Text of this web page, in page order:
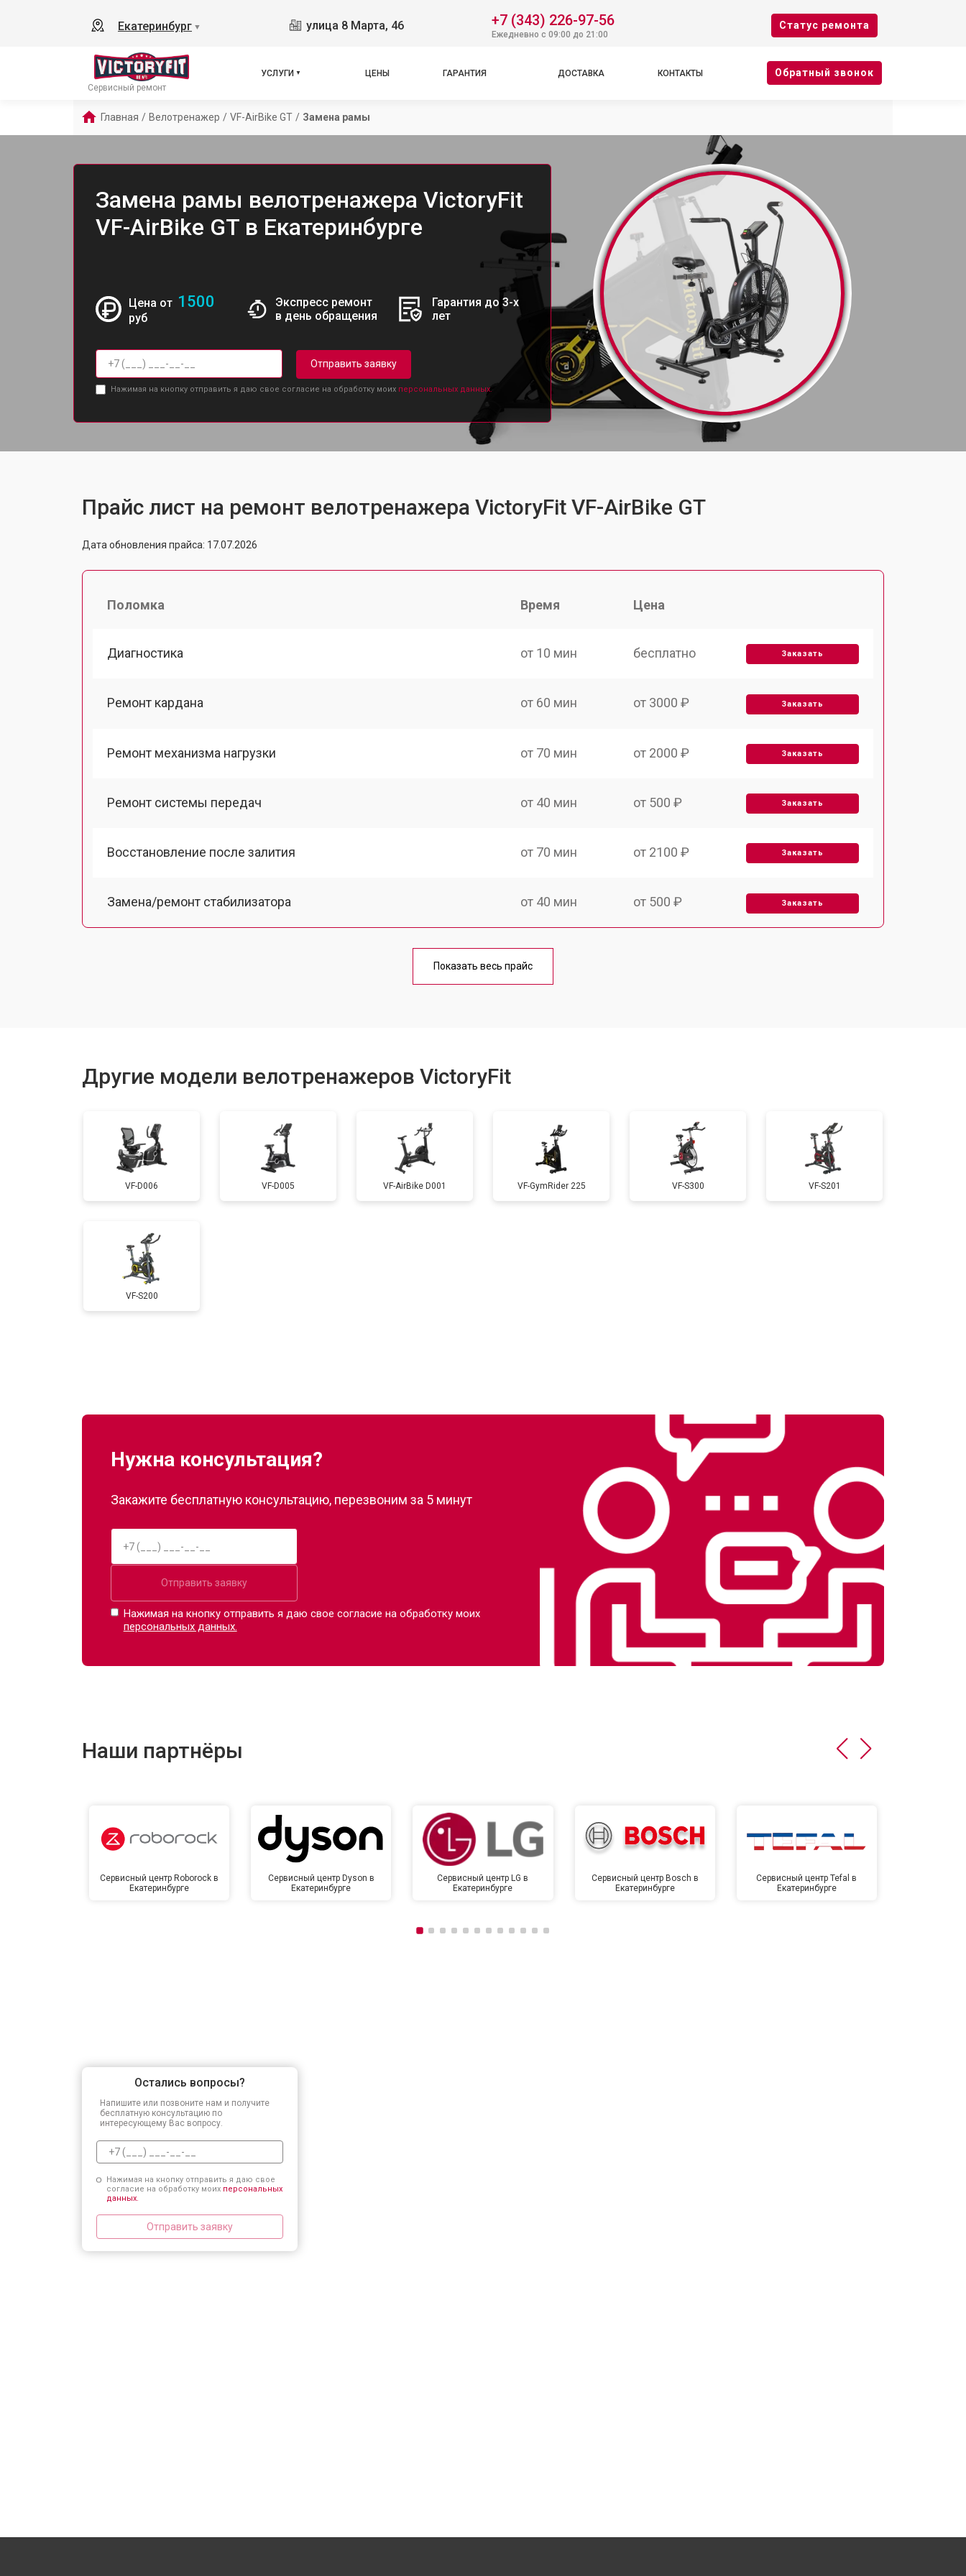
Екатеринбург ▼ улица 8 Марта, 46 +7 (343) 226-97-56
Ежедневно с 09:00 до 21:00
Cтатус ремонта
Сервисный ремонт
УСЛУГИ ЦЕНЫ ГАРАНТИЯ ДОСТАВКА КОНТАКТЫ Oбратный звонок
Главная / Велотренажер / VF-AirBike GT / Замена рамы
Замена рамы велотренажера VictoryFit
VF-AirBike GT в Екатеринбурге
Цена от 1500
руб
Экспресс ремонт
в день обращения
Гарантия до 3-х
лет
Отправить заявку
Нажимая на кнопку отправить я даю свое согласие на обработку моих персональных данных.
Прайс лист на ремонт велотренажера VictoryFit VF-AirBike GT
Дата обновления прайса: 17.07.2026
Поломка Время Цена
Диагностика от 10 мин бесплатно Заказать
Ремонт кардана от 60 мин от 3000 ₽ Заказать
Ремонт механизма нагрузки от 70 мин от 2000 ₽ Заказать
Ремонт системы передач от 40 мин от 500 ₽ Заказать
Восстановление после залития от 70 мин от 2100 ₽ Заказать
Замена/ремонт стабилизатора от 40 мин от 500 ₽ Заказать
от 60 мин
Замена шнура питания от 60 мин от 310 ₽ Заказать
Замена датчиков от 40 мин от 430 ₽ Заказать
Комплексная чистка
Замена дисплея (экрана)
Показать весь прайс
Другие модели велотренажеров VictoryFit
VF-D006 VF-D005 VF-AirBike D001 VF-GymRider 225 VF-S300 VF-S201
VF-S200
Нужна консультация?
Закажите бесплатную консультацию, перезвоним за 5 минут
Отправить заявку
Нажимая на кнопку отправить я даю свое согласие на обработку моих
персональных данных.
Наши партнёры
Сервисный центр Roborock в
Екатеринбурге
Сервисный центр Dyson в
Екатеринбурге
Сервисный центр LG в
Екатеринбурге
Сервисный центр Bosch в
Екатеринбурге
Сервисный центр Tefal в
Екатеринбурге
Остались вопросы?
Напишите или позвоните нам и получите
бесплатную консультацию по
интересующему Вас вопросу.
Нажимая на кнопку отправить я даю свое
согласие на обработку моих персональных
данных.
Отправить заявку